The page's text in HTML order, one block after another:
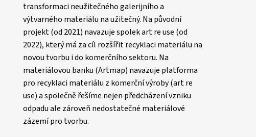
transformaci neužitečného galerijního a
výtvarného materiálu na užitečný. Na původní
projekt (od 2021) navazuje spolek art re use (od
2022), který má za cíl rozšířit recyklaci materiálu na
novou tvorbu i do komerčního sektoru. Na
materiálovou banku (Artmap) navazuje platforma
pro recyklaci materiálu z komerční výroby (art re
use) a společně řešíme nejen předcházení vzniku
odpadu ale zároveň nedostatečné materiálové
zázemí pro tvorbu.